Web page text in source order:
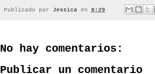
Publicado por Jessica en 8:29
No hay comentarios:
Publicar un comentario